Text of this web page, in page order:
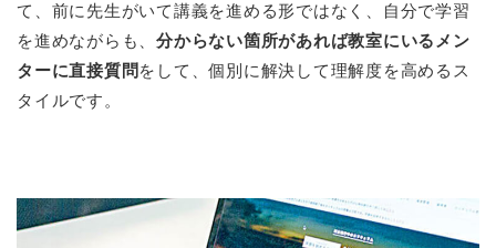
て、前に先生がいて講義を進める形ではなく、自分で学習
を進めながらも、分からない箇所があれば教室にいるメン
ターに直接質問 をして、個別に解決して理解度を高めるス
タイルです。